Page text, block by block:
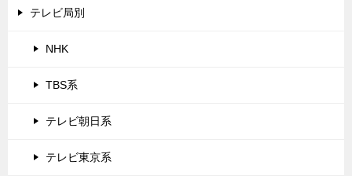
テレビ局別
NHK
TBS系
テレビ朝日系
テレビ東京系